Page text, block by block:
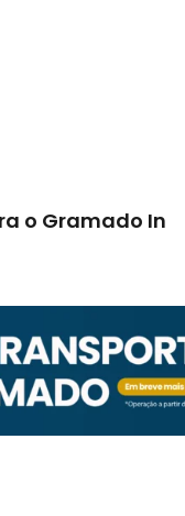
o Gramado In